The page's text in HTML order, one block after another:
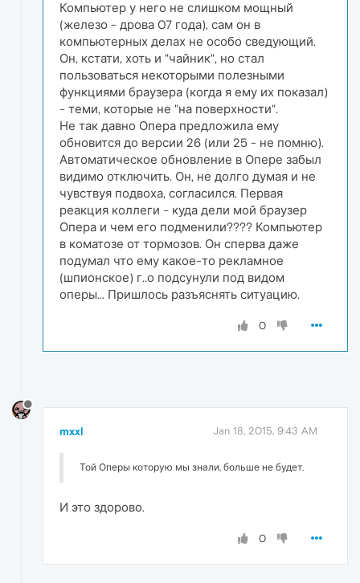
Компьютер у него не слишком мощный
(железо - дрова 07 года), сам он в
компьютерных делах не особо сведующий.
Он, кстати, хоть и "чайник", но стал
пользоваться некоторыми полезными
функциями браузера (когда я ему их показал)
- теми, которые не "на поверхности".
Не так давно Опера предложила ему
обновится до версии 26 (или 25 - не помню).
Автоматическое обновление в Опере забыл
видимо отключить. Он, не долго думая и не
чувствуя подвоха, согласился. Первая
реакция коллеги - куда дели мой браузер
Опера и чем его подменили???? Компьютер
в коматозе от тормозов. Он сперва даже
подумал что ему какое-то рекламное
(шпионское) г..о подсунули под видом
оперы... Пришлось разъяснять ситуацию.
0
mxxl Jan 18, 2015, 9:43 AM
Той Оперы которую мы знали, больше не будет.
И это здорово.
0